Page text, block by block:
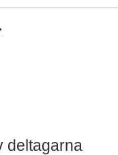
deltagarna